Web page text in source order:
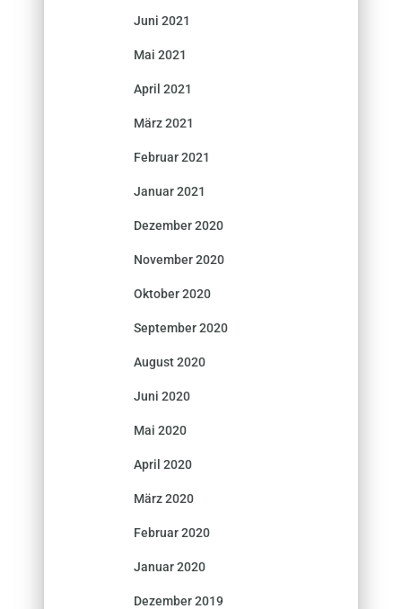
Juni 2021
Mai 2021
April 2021
März 2021
Februar 2021
Januar 2021
Dezember 2020
November 2020
Oktober 2020
September 2020
August 2020
Juni 2020
Mai 2020
April 2020
März 2020
Februar 2020
Januar 2020
Dezember 2019